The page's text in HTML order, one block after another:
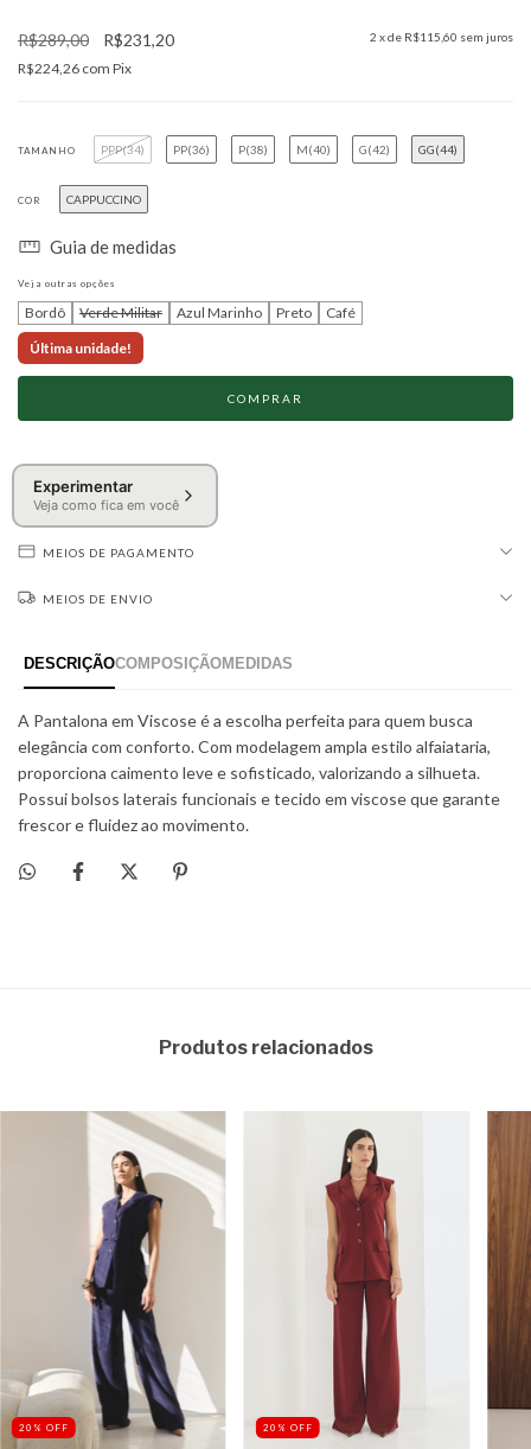
R$289,00 R$231,20 2 x de R$115,60 sem juros
R$224,26 com Pix
TAMANHO PPP(34) PP(36) P(38) M(40) G(42) GG(44)
COR CAPPUCCINO
Guia de medidas
Veja outras opções
Bordô Verde Militar Azul Marinho Preto
Café
Última unidade!
Experimentar
Veja como fica em você
MEIOS DE PAGAMENTO
MEIOS DE ENVIO
Produtos relacionados
20 % OFF 20 % OFF